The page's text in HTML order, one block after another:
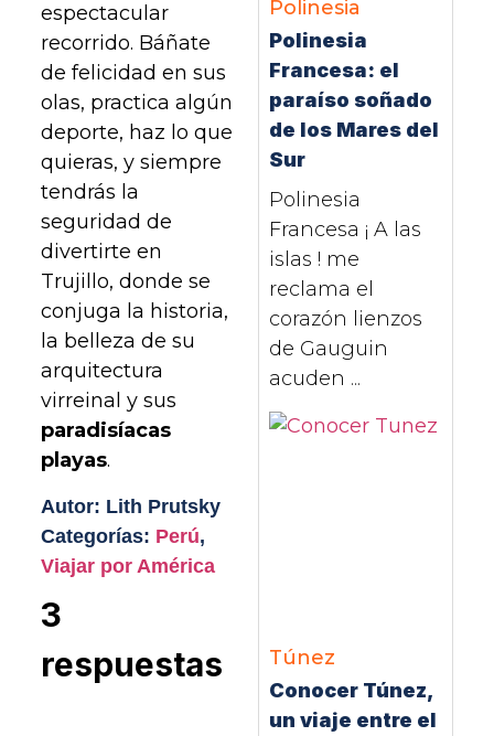
espectacular
recorrido. Báñate
de felicidad en sus
olas, practica algún
deporte, haz lo que
quieras, y siempre
tendrás la
seguridad de
divertirte en
Trujillo, donde se
conjuga la historia,
la belleza de su
arquitectura
virreinal y sus
paradisíacas
playas.
Autor: Lith Prutsky
Categorías: Perú,
Viajar por América
3
respuestas
Polinesia
Polinesia
Francesa: el
paraíso soñado
de los Mares del
Sur
Polinesia
Francesa ¡ A las
islas ! me
reclama el
corazón lienzos
de Gauguin
acuden ...
Túnez
Conocer Túnez,
un viaje entre el